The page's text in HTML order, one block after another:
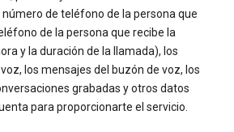
número de teléfono de la persona que
de la persona que recibe la
y la duración de la llamada), los
los mensajes del buzón de voz, los
grabadas y otros datos
para proporcionarte el servicio.